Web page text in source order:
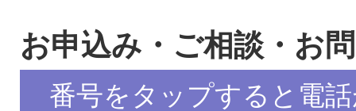
お申込み・ご相談・お
番号をタップすると電